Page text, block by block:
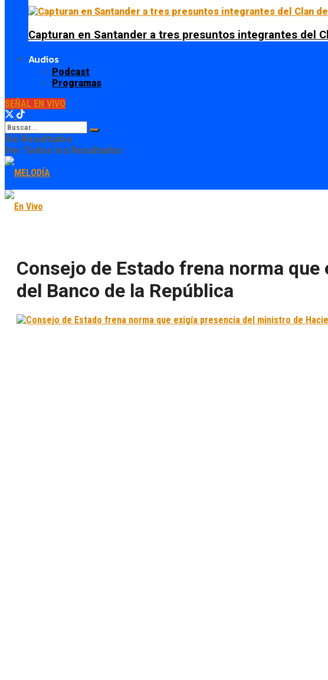
Capturan en Santander a tres presuntos integrantes del
Audios
Podcast
Programas
SEÑAL EN VIVO
Sin Resultados
Ver Todos los Resultados
Consejo de Estado frena norma
del Banco de la República